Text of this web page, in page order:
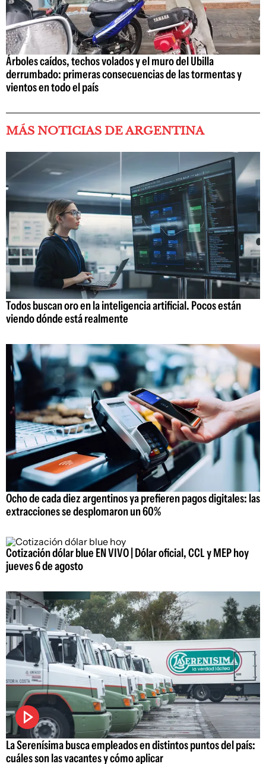
Árboles caídos, techos volados y el muro del Ubilla
derrumbado: primeras consecuencias de las tormentas y
vientos en todo el país
MÁS NOTICIAS DE ARGENTINA
Todos buscan oro en la inteligencia artificial. Pocos están
viendo dónde está realmente
Ocho de cada diez argentinos ya prefieren pagos digitales: las
extracciones se desplomaron un 60%
Cotización dólar blue EN VIVO | Dólar oficial, CCL y MEP hoy
jueves 6 de agosto
La Serenísima busca empleados en distintos puntos del país:
cuáles son las vacantes y cómo aplicar